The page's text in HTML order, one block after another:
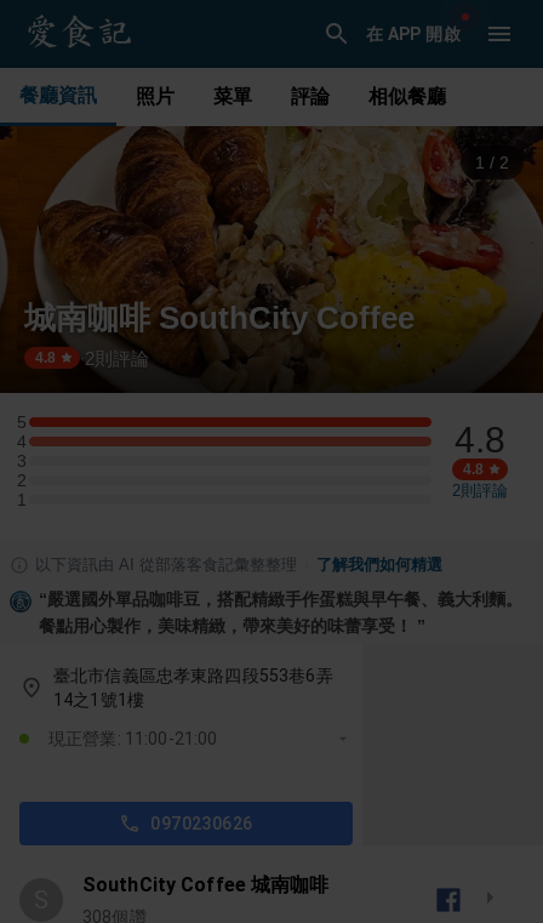
在 APP 開啟
餐廳資訊 照片 菜單 評論 相似餐廳
1 / 2
城南咖啡 SouthCity Coffee
4.8 ·2 則評論
5
5 星：1 則評論
4
4 星：1 則評論
3
3 星：0 則評論
2
2 星：0 則評論
1
1 星：0 則評論
4.8
4.8
2則評論
以下資訊由 AI 從部落客食記彙整整理 了解我們如何精選
“嚴選國外單品咖啡豆，搭配精緻手作蛋糕與早午餐、義大利麵。
餐點用心製作，美味精緻，帶來美好的味蕾享受！ ”
臺北市信義區忠孝東路四段553巷6弄
14之1號1樓
現正營業: 11:00-21:00
0970230626
SouthCity Coffee 城南咖啡
308個讚